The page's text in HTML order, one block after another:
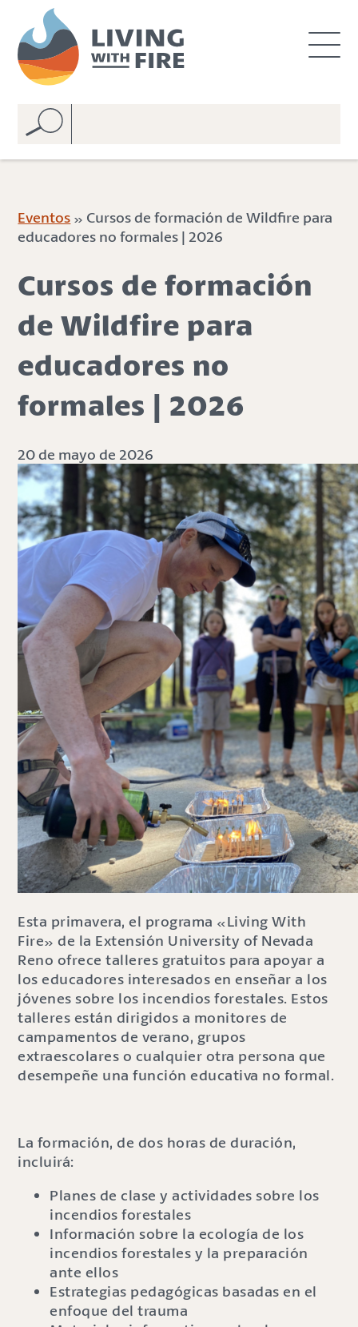
n
v
Eventos » Cursos de formación de Wildfire para
educadores no formales | 2026
Cursos de formación
de Wildfire para
educadores no
formales | 2026
20 de mayo de 2026
Esta primavera, el programa «Living With
Fire» de la Extensión University of Nevada
Reno ofrece talleres gratuitos para apoyar a
los educadores interesados en enseñar a los
jóvenes sobre los incendios forestales. Estos
talleres están dirigidos a monitores de
campamentos de verano, grupos
extraescolares o cualquier otra persona que
desempeñe una función educativa no formal.
La formación, de dos horas de duración,
incluirá:
Planes de clase y actividades sobre los
incendios forestales
Información sobre la ecología de los
incendios forestales y la preparación
ante ellos
Estrategias pedagógicas basadas en el
enfoque del trauma